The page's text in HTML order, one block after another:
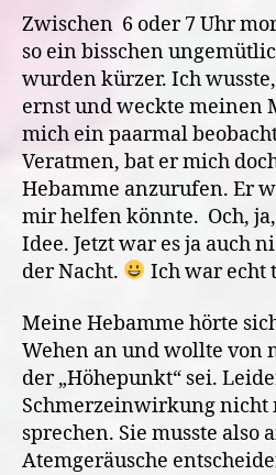
Zwischen 6 oder 7 Uhr
so ein bisschen
wurden kürzer. Ich
ernst und weckte meinen
mich ein paarmal
Veratmen, bat er mich
Hebamme anzurufen. Er
mir helfen könnte. Och,
Idee. Jetzt war es ja auch
der Nacht.
Ich war echt
Meine Hebamme hörte
Wehen an und wollte von
der „Höhepunkt“ sei.
Schmerzeinwirkung nicht
sprechen. Sie musste also
Atemgeräusche